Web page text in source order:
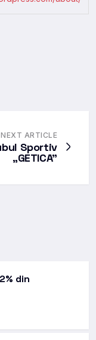
NEXT ARTICLE
Sportiv
„GETICA”
din